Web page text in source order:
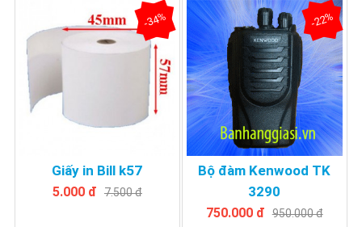
Giấy in Bill k57
-34%
5.000 đ 7.500 đ
Bộ đàm Kenwood TK
3290
-22%
750.000 đ 950.000 đ